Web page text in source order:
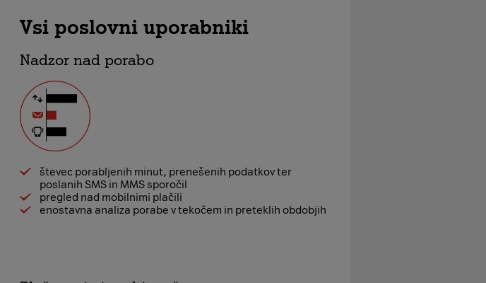
Vsi poslovni uporabniki
Nadzor nad porabo
števec porabljenih minut, prenešenih podatkov ter
poslanih SMS in MMS sporočil
pregled nad mobilnimi plačili
enostavna analiza porabe v tekočem in preteklih obdobjih